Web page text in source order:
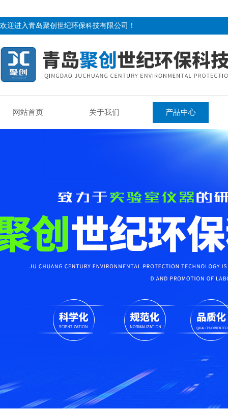
欢迎进入青岛聚创世纪环保科技有限公司！
网站首页 关于我们 产品中心